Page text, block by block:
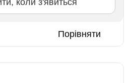
Порівняти